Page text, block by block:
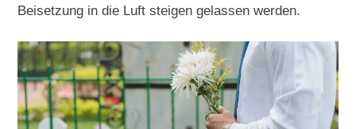
Beisetzung in die Luft steigen gelassen werden.